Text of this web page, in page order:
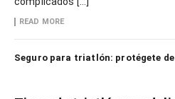
READ MORE
Seguro para triatlón: protégete